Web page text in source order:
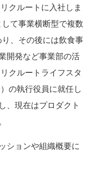
クルートに入社しま
て事業横断型で複数
、その後には飲食事
開発など事業部の活
クルートライフスタ
の執行役員に就任し
、現在はプロダクト
ションや組織概要に